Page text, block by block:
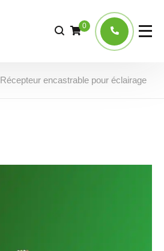
0
Récepteur encastrable pour éclairage